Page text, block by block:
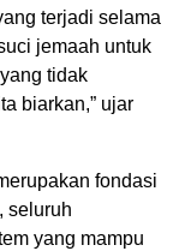
terjadi selama
jemaah untuk
tidak
biarkan,” ujar
fondasi
seluruh
yang mampu